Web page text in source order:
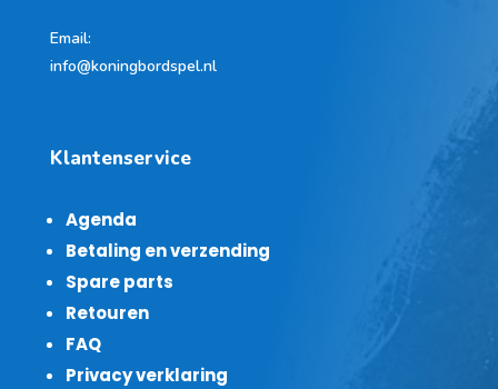
Email:
info@koningbordspel.nl
Klantenservice
Agenda
Betaling en verzending
Spare parts
Retouren
FAQ
Privacy verklaring